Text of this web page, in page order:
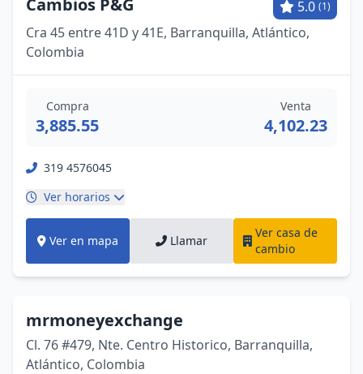
Cambios P&G 5.0 (1)
Cra 45 entre 41D y 41E, Barranquilla, Atlántico,
Colombia
Compra
3,885.55
Venta
4,102.23
319 4576045
Ver horarios
Ver en mapa Llamar
Ver casa de
cambio
mrmoneyexchange
Cl. 76 #479, Nte. Centro Historico, Barranquilla,
Atlántico, Colombia